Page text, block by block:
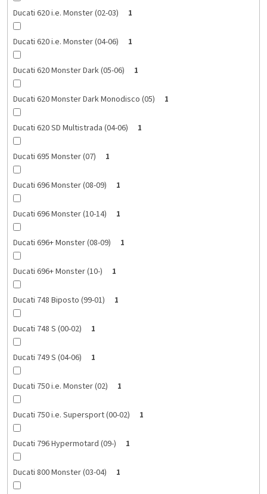
Ducati 620 i.e. Monster (02-03) 1
Ducati 620 i.e. Monster (04-06) 1
Ducati 620 Monster Dark (05-06) 1
Ducati 620 Monster Dark Monodisco (05) 1
Ducati 620 SD Multistrada (04-06) 1
Ducati 695 Monster (07) 1
Ducati 696 Monster (08-09) 1
Ducati 696 Monster (10-14) 1
Ducati 696+ Monster (08-09) 1
Ducati 696+ Monster (10-) 1
Ducati 748 Biposto (99-01) 1
Ducati 748 S (00-02) 1
Ducati 749 S (04-06) 1
Ducati 750 i.e. Monster (02) 1
Ducati 750 i.e. Supersport (00-02) 1
Ducati 796 Hypermotard (09-) 1
Ducati 800 Monster (03-04) 1